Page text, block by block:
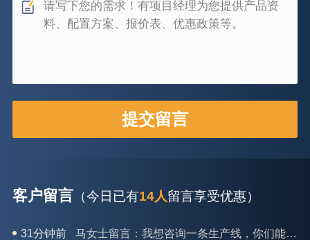
客户留言 （今日已有14人留言享受优惠）
35分钟前 龚先生留言：处理河石、花岗岩的500*750颚破机什么价位？